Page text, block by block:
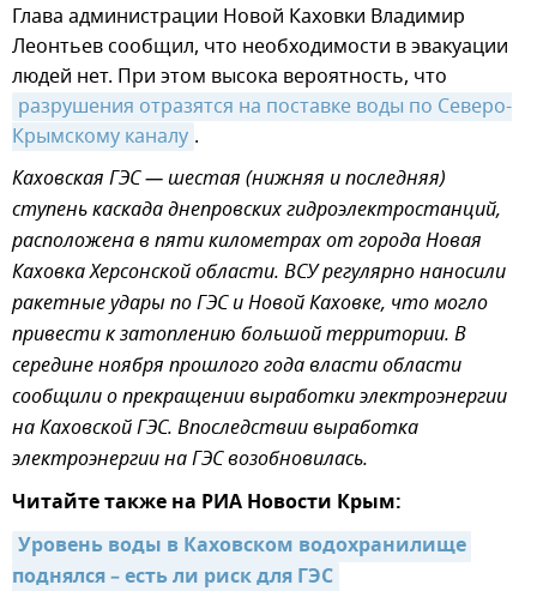
Глава администрации Новой Каховки Владимир
Леонтьев сообщил, что необходимости в эвакуации
людей нет. При этом высока вероятность, что
разрушения отразятся на поставке воды по Северо-
Крымскому каналу .
Каховская ГЭС — шестая (нижняя и последняя)
ступень каскада днепровских гидроэлектростанций,
расположена в пяти километрах от города Новая
Каховка Херсонской области. ВСУ регулярно наносили
ракетные удары по ГЭС и Новой Каховке, что могло
привести к затоплению большой территории. В
середине ноября прошлого года власти области
сообщили о прекращении выработки электроэнергии
на Каховской ГЭС. Впоследствии выработка
электроэнергии на ГЭС возобновилась.
Читайте также на РИА Новости Крым:
Уровень воды в Каховском водохранилище
поднялся – есть ли риск для ГЭС